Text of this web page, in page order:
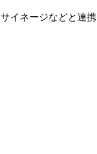
イネージなどと連携